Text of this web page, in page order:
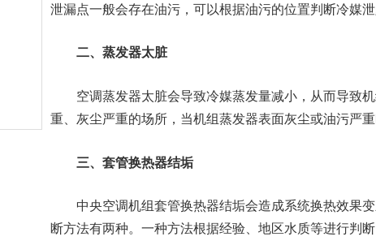
泄漏点一般会存在油污，可以根据油污的位置判断冷媒
二、蒸发器太脏
空调蒸发器太脏会导致冷媒蒸发量减小，从而导致
重、灰尘严重的场所，当机组蒸发器表面灰尘或油污严重
三、套管换热器结垢
中央空调机组套管换热器结垢会造成系统换热效果
断方法有两种。一种方法根据经验、地区水质等进行判
收藏